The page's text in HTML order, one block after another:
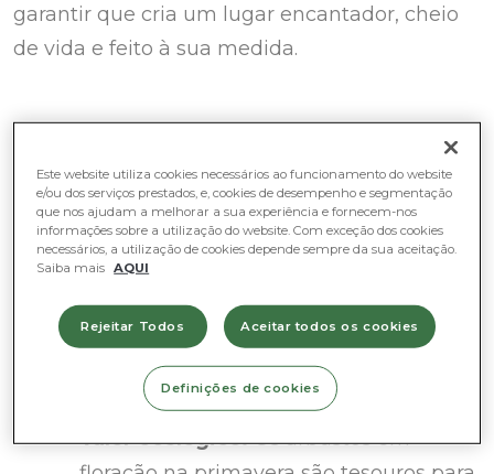
garantir que cria um lugar encantador, cheio
de vida e feito à sua medida.
A importância dos arbustos em
floração na primavera
Sustentabilidade, bom humor, tranquilidade,
beleza…São diversos os benefícios que os
arbustos em floração na primavera
oferecem
, e a sua importância abrange várias
áreas, por exemplo:
Valor ecológico:Os arbustos em
Este website utiliza cookies necessários ao funcionamento do website
e/ou dos serviços prestados, e, cookies de desempenho e segmentação
que nos ajudam a melhorar a sua experiência e fornecem-nos
informações sobre a utilização do website. Com exceção dos cookies
necessários, a utilização de cookies depende sempre da sua aceitação.
Saiba mais AQUI
Rejeitar Todos Aceitar todos os cookies
Definições de cookies